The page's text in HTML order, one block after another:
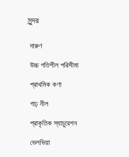
সুন্দর
দারুণ
উচ্চ গতিশীল পরিসীমা
প্রাথমিক কণা
গাঢ় নীল
প্রাকৃতিক স্যাচুরেশন
ভেলভিয়া